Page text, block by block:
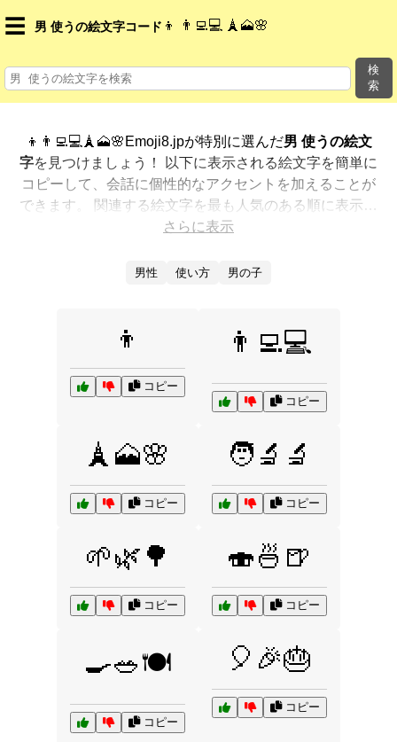
☰ 男 使うの絵文字コード 👦 👨‍💻💻 🗼🗻🌸
検
索
👦👨‍💻💻🗼🗻🌸Emoji8.jpが特別に選んだ男 使うの絵文
字を見つけましょう！ 以下に表示される絵文字を簡単に
コピーして、会話に個性的なアクセントを加えることが
できます。 関連する絵文字を最も人気のある順に表示し
ました。さらに多くのオプションが欲しいですか？ 他の
する方法を見つけましょう。
さらに表示
男性 使い方 男の子
👦
コピー
👨‍💻💻
コピー
🗼🗻🌸
コピー
🧑‍🔬🔬
コピー
🌱🌿🌳
コピー
🍣🍜🍺
コピー
🍳🥗🍽️
コピー
🎈🎉🎂
コピー